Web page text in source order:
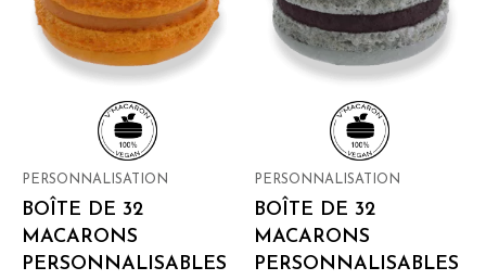
PERSONNALISATION
BOÎTE DE 32
MACARONS
PERSONNALISABLES
PERSONNALISATION
BOÎTE DE 32
MACARONS
PERSONNALISABLES